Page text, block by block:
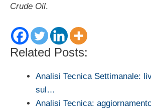
Crude Oil.
Related Posts:
Analisi Tecnica Settimanale:
sul…
Analisi Tecnica: